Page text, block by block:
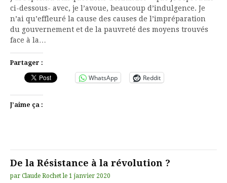
ci-dessous- avec, je l’avoue, beaucoup d’indulgence. Je
n’ai qu’effleuré la cause des causes de l’impréparation
du gouvernement et de la pauvreté des moyens trouvés
face à la…
Partager :
WhatsApp Reddit
J’aime ça :
De la Résistance à la révolution ?
par Claude Rochet le 1 janvier 2020